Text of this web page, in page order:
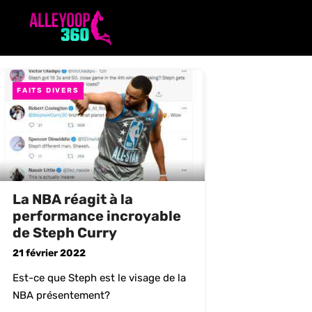
FAITS DIVERS
La NBA réagit à la
performance incroyable
de Steph Curry
21 février 2022
Est-ce que Steph est le visage de la
NBA présentement?